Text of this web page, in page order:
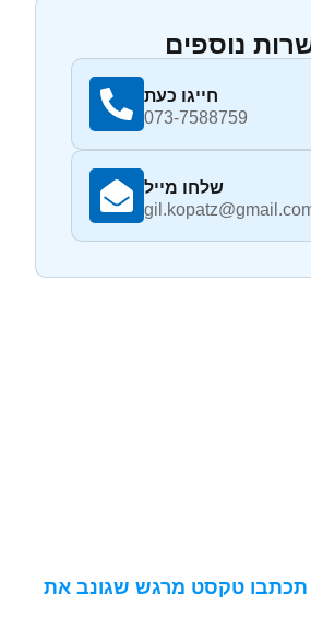
נוספים
חייגו כעת
073-7588759
שלחו מייל
תכתבו טקסט מרגש שגונב את